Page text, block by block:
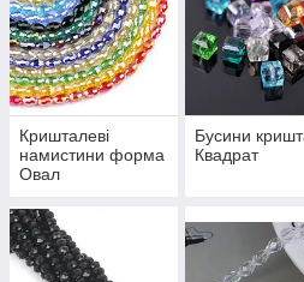
Кришталеві
намистини форма
Овал
Бусини
Квадрат